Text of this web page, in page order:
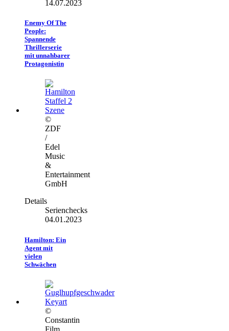
14.07.2023
Enemy Of The
People:
Spannende
Thrillerserie
mit unnahbarer
Protagonistin
©
ZDF
/
Edel
Music
&
Entertainment
GmbH
Details
Serienchecks
04.01.2023
Hamilton: Ein
Agent mit
vielen
Schwächen
©
Constantin
Film